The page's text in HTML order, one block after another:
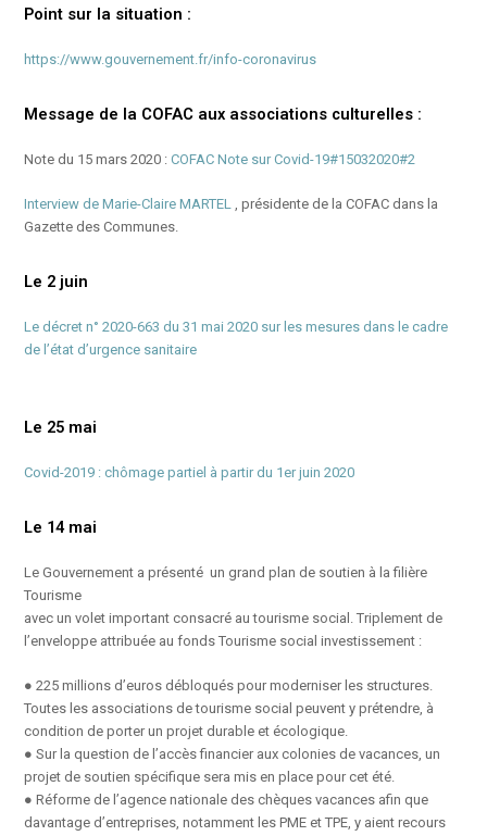
Point sur la situation :
https://www.gouvernement.fr/info-coronavirus
Message de la COFAC aux associations culturelles :
Note du 15 mars 2020 :COFAC Note sur Covid-19#15032020#2
Interview de Marie-Claire MARTEL , présidente de la COFAC dans la
Gazette des Communes.
Le 2 juin
Le décret n° 2020-663 du 31 mai 2020 sur les mesures dans le cadre
de l’état d’urgence sanitaire
Le 25 mai
Covid-2019 : chômage partiel à partir du 1er juin 2020
Le 14 mai
Le Gouvernement a présenté un grand plan de soutien à la filière
Tourisme
avec un volet important consacré au tourisme social. Triplement de
l’enveloppe attribuée au fonds Tourisme social investissement :
● 225 millions d’euros débloqués pour moderniser les structures.
Toutes les associations de tourisme social peuvent y prétendre, à
condition de porter un projet durable et écologique.
● Sur la question de l’accès financier aux colonies de vacances, un
projet de soutien spécifique sera mis en place pour cet été.
● Réforme de l’agence nationale des chèques vacances afin que
davantage d’entreprises, notamment les PME et TPE, y aient recours